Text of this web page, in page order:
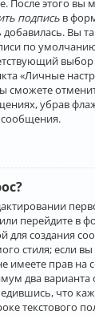
подпись в
Вы
по
выбор
«Личные
сможете
убрав
перейдите в
для создания
стиля; если
имеете прав на
два варианта
что
текстового